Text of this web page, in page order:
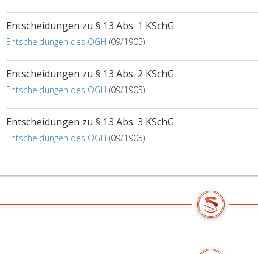
Entscheidungen zu § 13 Abs. 1 KSchG
Entscheidungen des OGH (09/1905)
Entscheidungen zu § 13 Abs. 2 KSchG
Entscheidungen des OGH (09/1905)
Entscheidungen zu § 13 Abs. 3 KSchG
Entscheidungen des OGH (09/1905)